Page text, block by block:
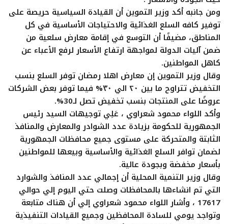
ومن جانبه أكد وزير التموين أن القيادة السياسية حريصة على
توفير كافه السلع الغذائية والاحتياجات الأساسية في كل
المناطق، مضيفًا أن التوسع في إقامة معارض سلعية من
ضمن آليات الدولة لمواجهة ارتفاع الأسعار لرفع الأعباء عن
كاهل المواطنين.
وقال وزير التموين إن معارض اهلا رمضان توفر السلع بنسب
التخفيض تتراوح ما بين ٢٠ الي ٣٠% فيما توفر بعض الشركات
عروضًا على المنتجات بنسب تخفيض تصل لـ30%.
وأكد اللواء محمود شعراوي ، عَلِي توجيهات السيد رئيس
الجمهورية للحكومة بزيادة عدد الشوادر والمعارض والمنافذ
الثابتة والمتحركة على مستوى جميع محافظات الجمهورية
لضمان توافر السلع الغذائية والأساسية وبيعها للمواطنين
بأسعار مخفضة وبجودة عالية.
وقال وزير التنمية المحلية أن إجمالي عدد المنافذ والشوارد
التي تم انشاءها بالمحافظات وصلت حتي اليوم إلي حوالي
17617 ، وأشار اللواء محمود شعراوي إلي أن هناك متابعة
وتواجد يومي للسادة المحافظين وجميع القيادات التنفيذية